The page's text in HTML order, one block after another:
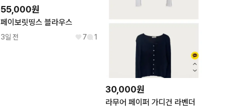
55,000원
페이보릿띵스 블라우스
3일 전 7 1
30,000원
라무어 페이퍼 가디건 라벤더